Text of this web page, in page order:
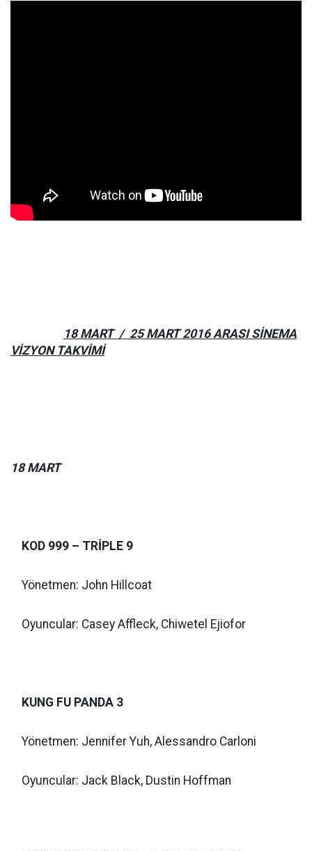
18 MART / 25 MART 2016 ARASI SİNEMA
VİZYON TAKVİMİ
18 MART
KOD 999 – TRİPLE 9
Yönetmen: John Hillcoat
Oyuncular: Casey Affleck, Chiwetel Ejiofor
KUNG FU PANDA 3
Yönetmen: Jennifer Yuh, Alessandro Carloni
Oyuncular: Jack Black, Dustin Hoffman